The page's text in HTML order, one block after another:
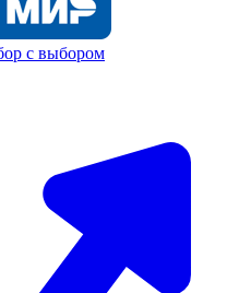
с выбором